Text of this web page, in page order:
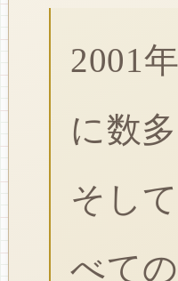
2001
に数
そし
べて